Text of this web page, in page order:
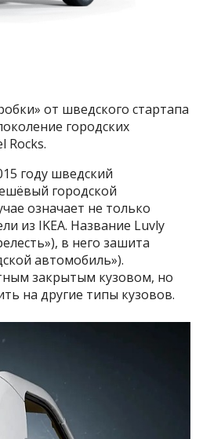
от шведского стартапа
городских
Rocks.
году шведский
городской
означает не только
из IKEA. Название Luvly
в него зашита
автомобиль»).
закрытым кузовом, но
на другие типы кузовов.